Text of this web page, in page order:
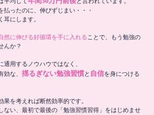
払ったのに、伸びずじまい・・・
耳にします。
然に伸びる好循環を手に入れることで、もう勉強の
んか？
通用するノウハウではなく、
な、 揺るぎない勉強習慣と 自信を身につける
果を考えれば断然効率的です。
ない、最初で最後の「勉強習慣習得」をはじめませ